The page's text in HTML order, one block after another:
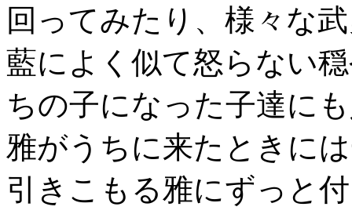
回ってみたり、様々な
藍によく似て怒らない
ちの子になった子達に
雅がうちに来たときに
引きこもる雅にずっと